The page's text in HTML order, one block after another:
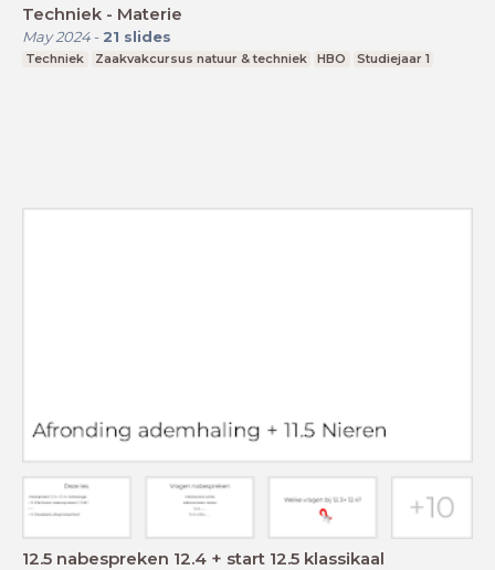
Techniek - Materie
May 2024- 21 slides
Techniek Zaakvakcursus natuur & techniek HBO Studiejaar 1
12.5 nabespreken 12.4 + start 12.5 klassikaal